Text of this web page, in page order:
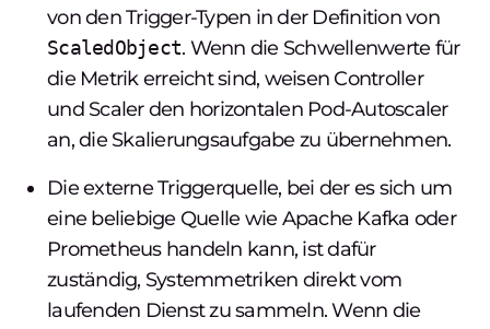
von den Trigger-Typen in der Definition von
ScaledObject. Wenn die Schwellenwerte für
die Metrik erreicht sind, weisen Controller
und Scaler den horizontalen Pod-Autoscaler
an, die Skalierungsaufgabe zu übernehmen.
Die externe Triggerquelle, bei der es sich um
eine beliebige Quelle wie Apache Kafka oder
Prometheus handeln kann, ist dafür
zuständig, Systemmetriken direkt vom
laufenden Dienst zu sammeln. Wenn die